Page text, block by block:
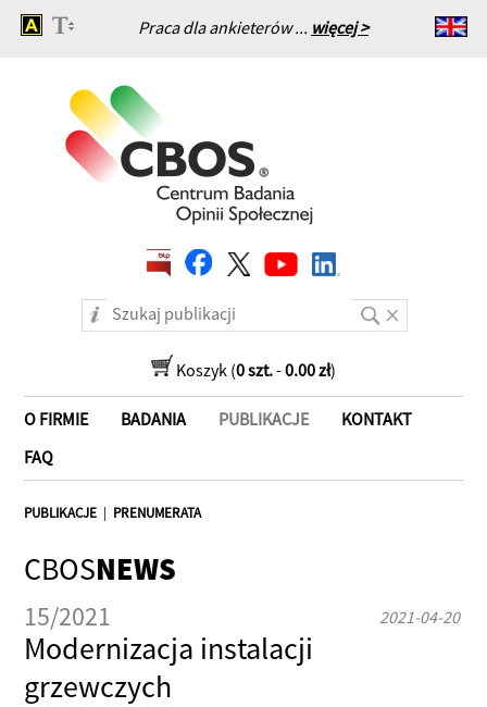
Praca dla ankieterów ... więcej >
Strona główna
Koszyk (0 szt.-0.00 zł)
O FIRMIE BADANIA PUBLIKACJE
KONTAKT
FAQ
PUBLIKACJE | PRENUMERATA
CBOSNEWS
15/2021 2021-04-20
Modernizacja instalacji
grzewczych